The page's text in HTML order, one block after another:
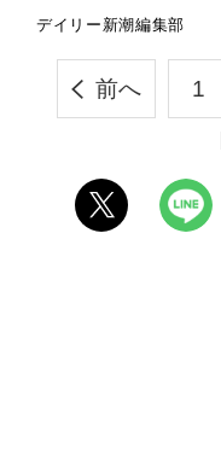
デイリー新潮編集部
前へ 1